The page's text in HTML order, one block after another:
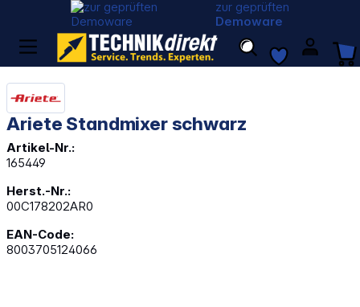
zur geprüften
Demoware
Ariete Standmixer schwarz
Artikel-Nr.:
165449
Herst.-Nr.:
00C178202AR0
EAN-Code:
8003705124066